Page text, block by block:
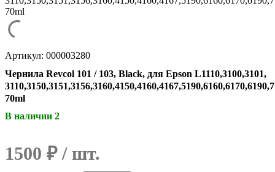
Артикул: 000003280
Чернила Revcol 101 / 103, Black, для Epson L1110,3100,3101,
70ml
В наличии 2
1500 ₽